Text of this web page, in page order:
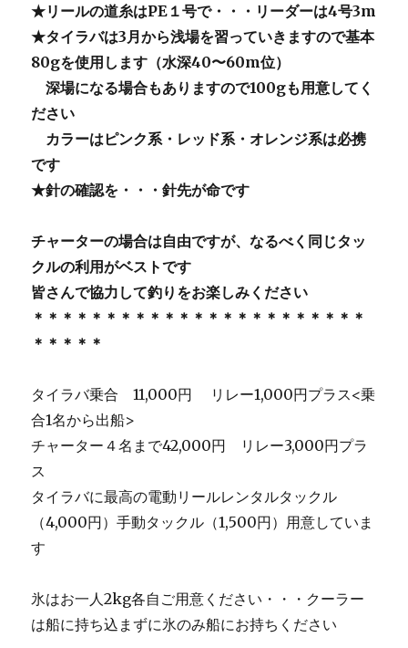
★リールの道糸はPE１号で・・・リーダーは4号3m
★タイラバは3月から浅場を習っていきますので基本
80gを使用します（水深40〜60m位）
深場になる場合もありますので100gも用意してく
ださい
カラーはピンク系・レッド系・オレンジ系は必携
です
★針の確認を・・・針先が命です
チャーターの場合は自由ですが、なるべく同じタッ
クルの利用がベストです
皆さんで協力して釣りをお楽しみください
＊＊＊＊＊＊＊＊＊＊＊＊＊＊＊＊＊＊＊＊＊＊＊
＊＊＊＊＊
タイラバ乗合 11,000円 リレー1,000円プラス<乗
合1名から出船>
チャーター４名まで42,000円 リレー3,000円プラ
ス
タイラバに最高の電動リールレンタルタックル
（4,000円）手動タックル（1,500円）用意していま
す
氷はお一人2kg各自ご用意ください・・・クーラー
は船に持ち込まずに氷のみ船にお持ちください